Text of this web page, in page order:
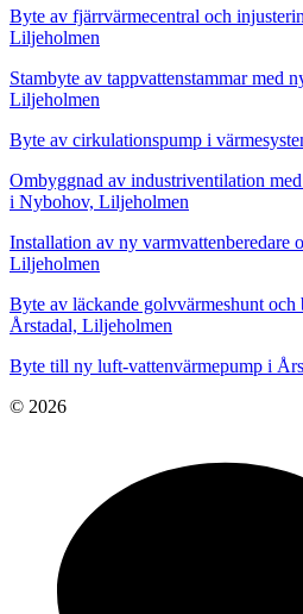
Byte av fjärrvärmecentral och
Liljeholmen
Stambyte av tappvattenstammar med
Liljeholmen
Byte av cirkulationspump i
Ombyggnad av industriventilation
i Nybohov, Liljeholmen
Installation av ny varmvattenberedare
Liljeholmen
Byte av läckande golvvärmeshunt och
Årstadal, Liljeholmen
Byte till ny luft-vattenvärmepump i
© 2026